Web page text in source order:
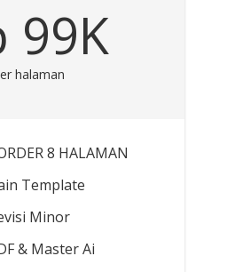
99K
halaman
8 HALAMAN
Template
Minor
& Master Ai